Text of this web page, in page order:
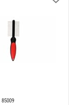
85009